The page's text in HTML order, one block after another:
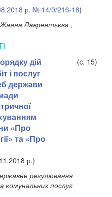
р. № 14/0/216-18)
Жанна Лаврентьєва ,
дій
і послуг
держави
«Про
та «Про
(c. 15)
р.)
регулювання
послуг